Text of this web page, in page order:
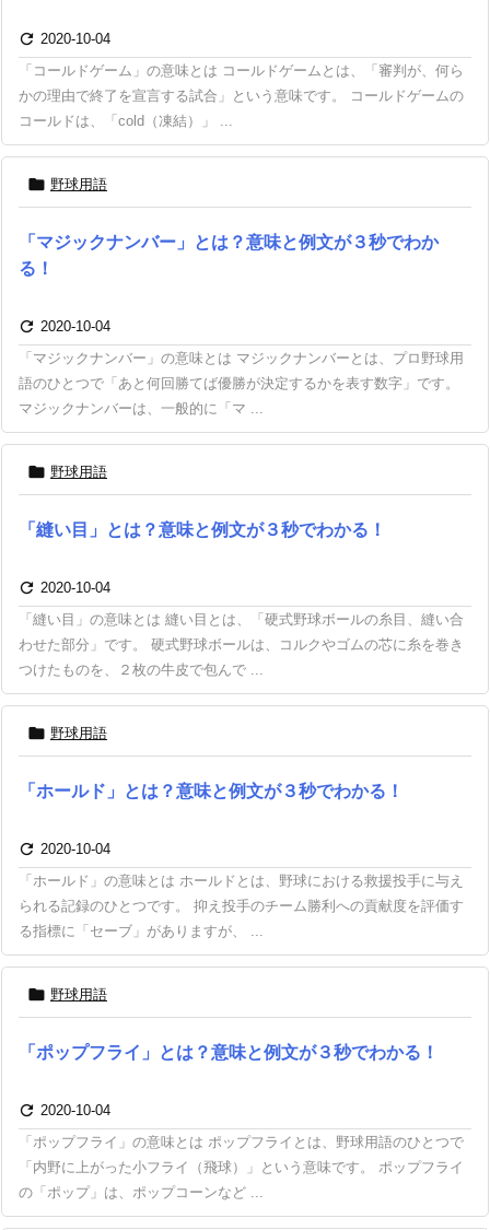
 2020-10-04
「コールドゲーム」の意味とは コールドゲームとは、「審判が、何ら
かの理由で終了を宣言する試合」という意味です。 コールドゲームの
コールドは、「cold（凍結）」 ...
 野球用語
「マジックナンバー」とは？意味と例文が３秒でわか
る！
 2020-10-04
「マジックナンバー」の意味とは マジックナンバーとは、プロ野球用
語のひとつで「あと何回勝てば優勝が決定するかを表す数字」です。
マジックナンバーは、一般的に「マ ...
 野球用語
「縫い目」とは？意味と例文が３秒でわかる！
 2020-10-04
「縫い目」の意味とは 縫い目とは、「硬式野球ボールの糸目、縫い合
わせた部分」です。 硬式野球ボールは、コルクやゴムの芯に糸を巻き
つけたものを、２枚の牛皮で包んで ...
 野球用語
「ホールド」とは？意味と例文が３秒でわかる！
 2020-10-04
「ホールド」の意味とは ホールドとは、野球における救援投手に与え
られる記録のひとつです。 抑え投手のチーム勝利への貢献度を評価す
る指標に「セーブ」がありますが、 ...
 野球用語
「ポップフライ」とは？意味と例文が３秒でわかる！
 2020-10-04
「ポップフライ」の意味とは ポップフライとは、野球用語のひとつで
「内野に上がった小フライ（飛球）」という意味です。 ポップフライ
の「ポップ」は、ポップコーンなど ...